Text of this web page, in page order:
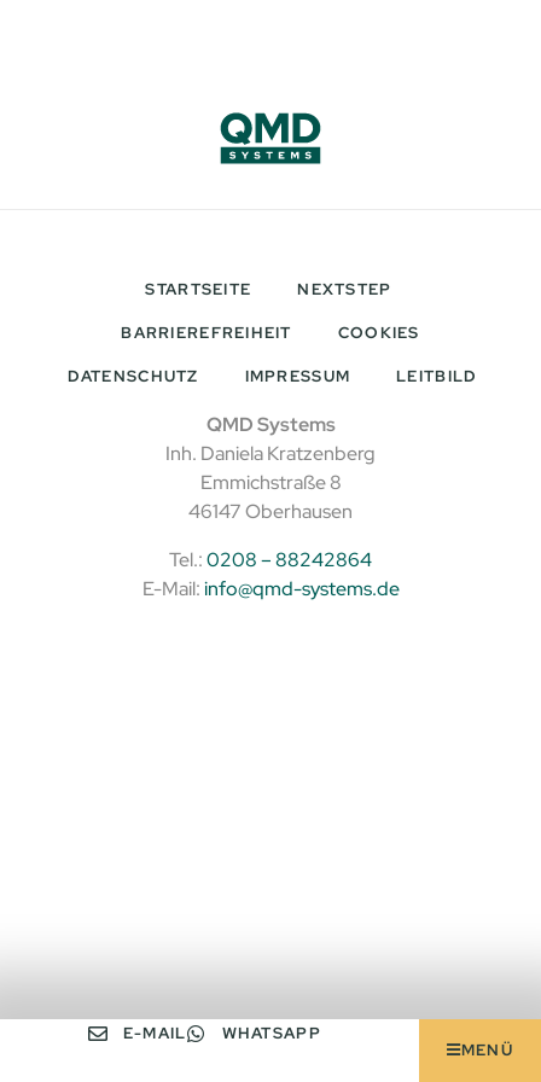
E-MAIL
WHATSAPP
MENÜ
STARTSEITE NEXTSTEP
BARRIEREFREIHEIT COOKIES
DATENSCHUTZ IMPRESSUM LEITBILD
QMD Systems
Inh. Daniela Kratzenberg
Emmichstraße 8
46147 Oberhausen
Tel.:0208 – 88242864
E-Mail:info@qmd-systems.de